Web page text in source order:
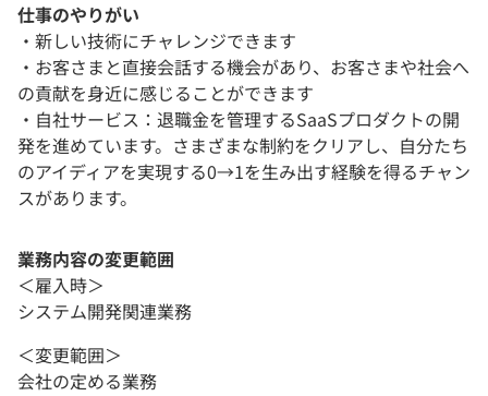
仕事のやりがい
・新しい技術にチャレンジできます
・お客さまと直接会話する機会があり、お客さまや社会へ
の貢献を身近に感じることができます
・自社サービス：退職金を管理するSaaSプロダクトの開
発を進めています。さまざまな制約をクリアし、自分たち
のアイディアを実現する0→1を生み出す経験を得るチャン
スがあります。
業務内容の変更範囲
＜雇入時＞
システム開発関連業務
＜変更範囲＞
会社の定める業務